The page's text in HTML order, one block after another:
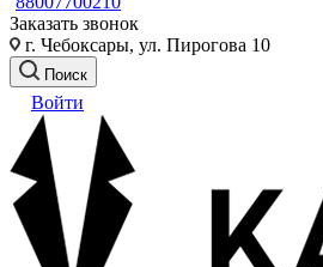
Заказать звонок
г. Чебоксары, ул. Пирогова 10
Поиск
Войти